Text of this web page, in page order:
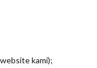
kami);